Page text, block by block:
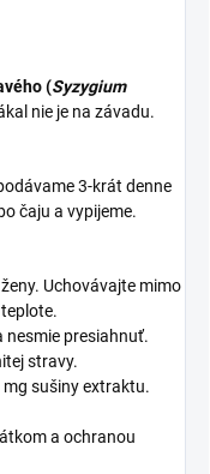
(Syzygium
nie je na závadu.
3-krát denne
čaju a vypijeme.
Uchovávajte mimo
nesmie presiahnuť.
stravy.
sušiny extraktu.
a ochranou